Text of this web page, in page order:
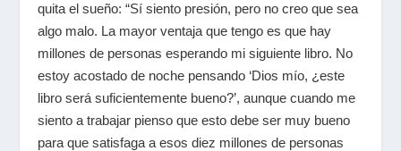
quita el sueño: “Sí siento presión, pero no creo que sea
algo malo. La mayor ventaja que tengo es que hay
millones de personas esperando mi siguiente libro. No
estoy acostado de noche pensando ‘Dios mío, ¿este
libro será suficientemente bueno?’, aunque cuando me
siento a trabajar pienso que esto debe ser muy bueno
para que satisfaga a esos diez millones de personas